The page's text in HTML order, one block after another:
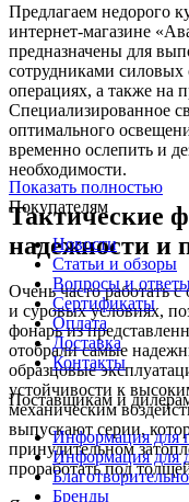
Предлагаем недорого
интернет-магазине
предназначены для
сотрудниками силовых
операциях, а также на
Специализированное
оптимального
временно ослепить и
необходимости.
Тактические
надежности и
Очень часто работать
и суровых условиях,
фонарь из
отобрали самые
образцовые
устойчивости к
механическим
выпускают серии,
принудительном
проработать под
Показать полностью
Покупателям
Новости
Статьи и обзоры
Вопросы и
Сертификаты
Оплата
Доставка
Контакты
Поставщикам и
Информация для
Информация для
Бренды